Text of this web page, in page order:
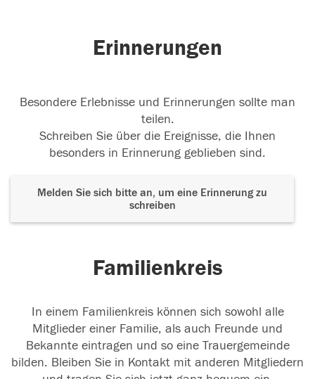
Erinnerungen
Besondere Erlebnisse und Erinnerungen sollte man
teilen.
Schreiben Sie über die Ereignisse, die Ihnen
besonders in Erinnerung geblieben sind.
Melden Sie sich bitte an, um eine Erinnerung zu
schreiben
Familienkreis
In einem Familienkreis können sich sowohl alle
Mitglieder einer Familie, als auch Freunde und
Bekannte eintragen und so eine Trauergemeinde
bilden. Bleiben Sie in Kontakt mit anderen Mitgliedern